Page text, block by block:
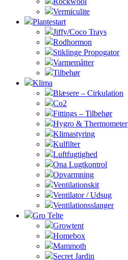
Vermiculite
Plantestart
Jiffy/Coco Trays
Rodhormon
Stiklinge Propogator
Varmemåtter
Tilbehør
Klima
Blæsere – Cirkulation
Co2
Fittings – Tilbehør
Hygro & Thermometer
Klimastyring
Kulfilter
Luftfugtighed
Ona Lugtkontrol
Opvarmning
Ventilationskit
Ventilator / Udsug
Ventilationsslanger
Gro Telte
Growtent
Homebox
Mammoth
Secret Jardin